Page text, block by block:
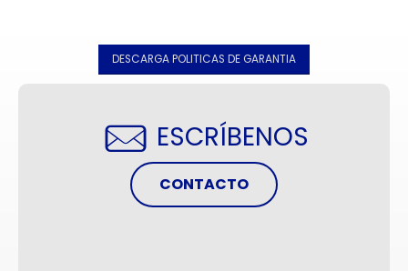
DESCARGA POLITICAS DE GARANTIA
ESCRÍBENOS
CONTACTO